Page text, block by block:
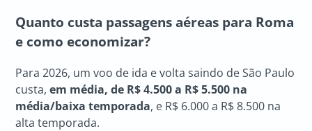
Quanto custa passagens aéreas para Roma
e como economizar?
Para 2026, um voo de ida e volta saindo de São Paulo
custa,em média, de R$ 4.500 a R$ 5.500 na
média/baixa temporada, e R$ 6.000 a R$ 8.500 na
alta temporada.